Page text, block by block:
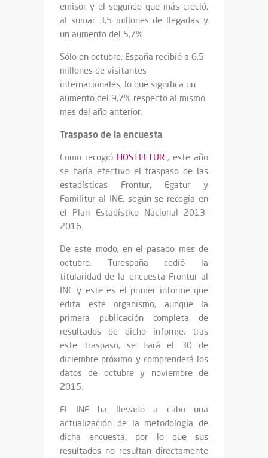
emisor y el segundo que más creció,
al sumar 3,5 millones de llegadas y
un aumento del 5,7%.
Sólo en octubre, España recibió a 6,5
millones de visitantes
internacionales, lo que significa un
aumento del 9,7% respecto al mismo
mes del año anterior.
Traspaso de la encuesta
Como recogió HOSTELTUR, este año
se haría efectivo el traspaso de las
estadísticas Frontur, Egatur y
Familitur al INE, según se recogía en
el Plan Estadístico Nacional 2013-
2016.
De este modo, en el pasado mes de
octubre, Turespaña cedió la
titularidad de la encuesta Frontur al
INE y este es el primer informe que
edita este organismo, aunque la
primera publicación completa de
resultados de dicho informe, tras
este traspaso, se hará el 30 de
diciembre próximo y comprenderá los
datos de octubre y noviembre de
2015.
El INE ha llevado a cabo una
actualización de la metodología de
dicha encuesta, por lo que sus
resultados no resultan directamente